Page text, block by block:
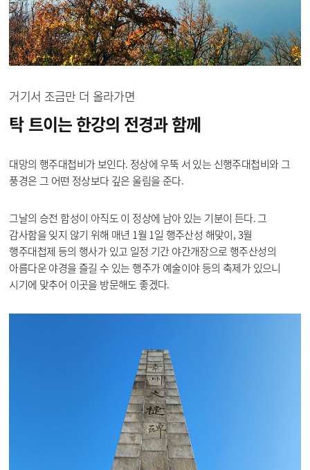
거기서 조금만 더 올라가면
탁 트이는 한강의 전경과함께
대망의 행주대첩비가 보인다. 정상에 우뚝 서 있는 신행주대첩비와 그
풍경은 그 어떤 정상보다 깊은 울림을 준다.
그날의 승전 함성이 아직도 이 정상에 남아 있는 기분이 든다. 그
감사함을 잊지 않기 위해 매년 1월 1일 행주산성 해맞이, 3월
행주대첩제 등의 행사가 있고 일정 기간 야간개장으로 행주산성의
아름다운 야경을 즐길 수 있는 행주가 예술이야 등의 축제가 있으니
시기에 맞추어 이곳을 방문해도 좋겠다.